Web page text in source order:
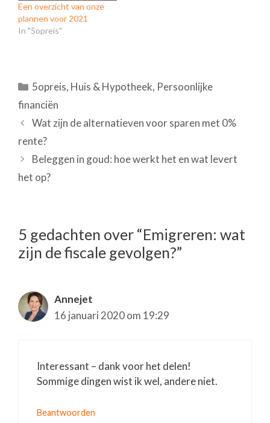
Een overzicht van onze
plannen voor 2021
In "5opreis"
Categorieën
5opreis, Huis & Hypotheek, Persoonlijke
financiën
Wat zijn de alternatieven voor sparen met 0%
rente?
Beleggen in goud: hoe werkt het en wat levert
het op?
5 gedachten over “Emigreren: wat
zijn de fiscale gevolgen?”
Annejet
16 januari 2020 om 19:29
Interessant – dank voor het delen!
Sommige dingen wist ik wel, andere niet.
Beantwoorden